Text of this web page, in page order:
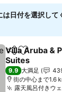
は日付を選択して
シェアお気に入
Villa Aruba &
Suites
料金を表示
9.9 大満足
街の中心まで1.6
露天風呂付きウ